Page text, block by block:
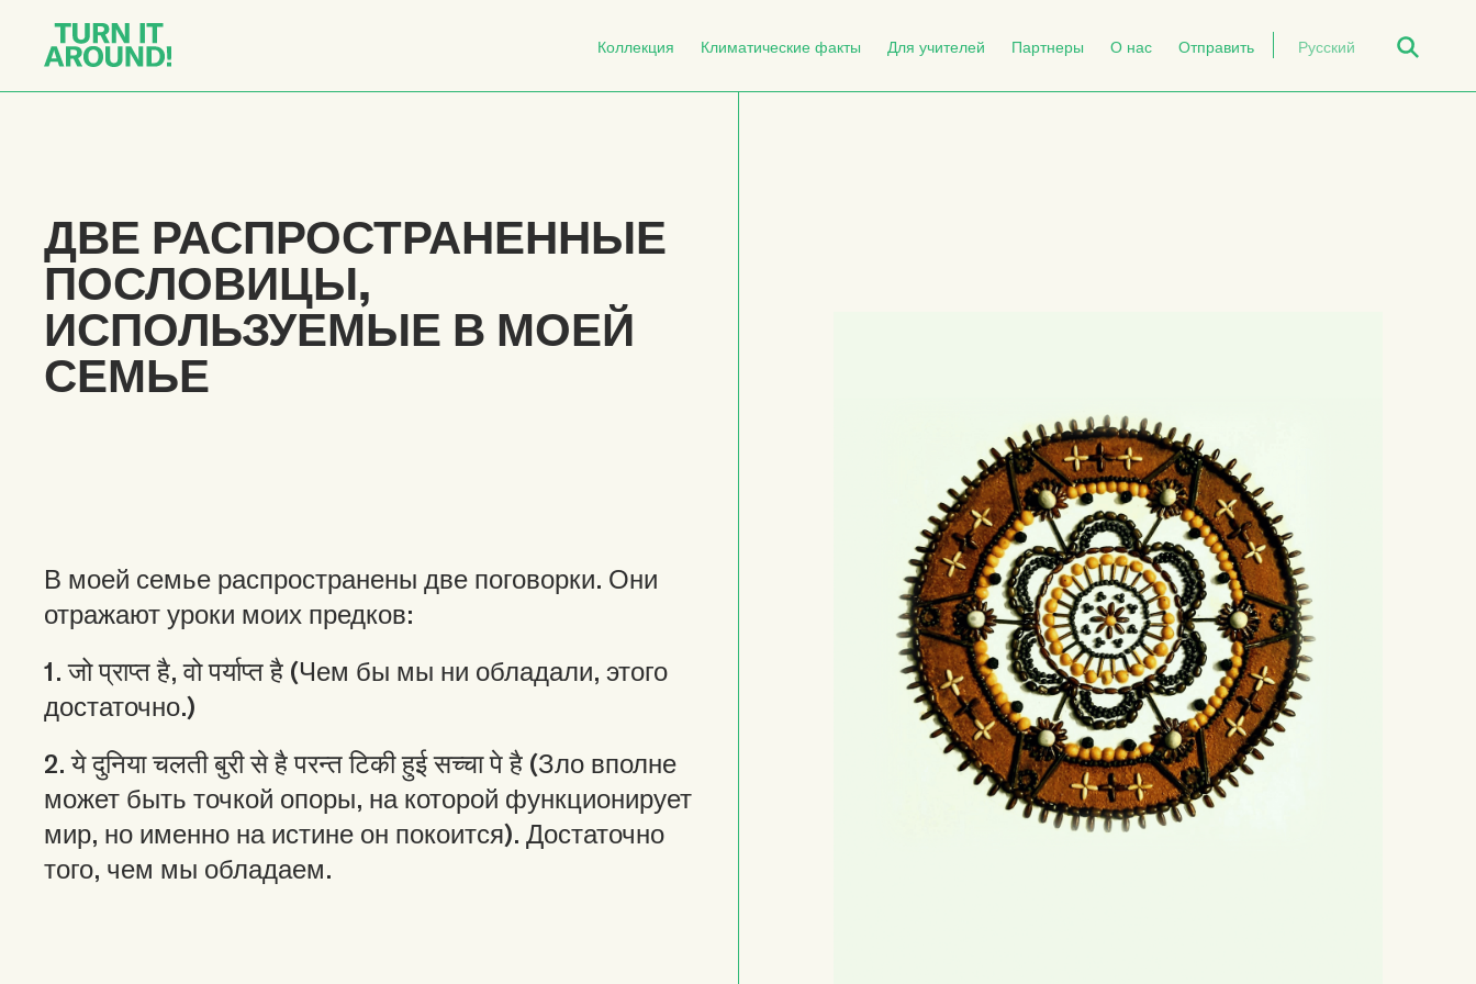
Коллекция Климатические факты Для учителей Партнеры О нас Отправить Русский
ДВЕ РАСПРОСТРАНЕННЫЕ
ПОСЛОВИЦЫ,
ИСПОЛЬЗУЕМЫЕ В МОЕЙ
СЕМЬЕ
В моей семье распространены две поговорки. Они
отражают уроки моих предков:
1. जो प्राप्त है, वो पर्याप्त है (Чем бы мы ни обладали, этого
достаточно.)
2. ये दुनिया चलती बुरी से है परन्त टिकी हुई सच्चा पे है (Зло вполне
может быть точкой опоры, на которой функционирует
мир, но именно на истине он покоится). Достаточно
того, чем мы обладаем.